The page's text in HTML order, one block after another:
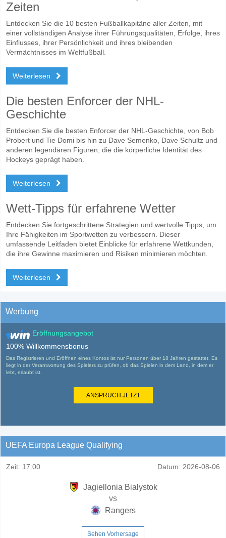
Zeiten
Entdecken Sie die 10 besten Fußballkapitäne aller Zeiten, mit
einer vollständigen Analyse ihrer Führungsqualitäten, Erfolge, ihres
Einflusses, ihrer Persönlichkeit und ihres bleibenden
Vermächtnisses im Weltfußball.
Weiterlesen
Die besten Enforcer der NHL-
Geschichte
Entdecken Sie die besten Enforcer der NHL-Geschichte, von Bob
Probert und Tie Domi bis hin zu Dave Semenko, Dave Schultz und
anderen legendären Figuren, die die körperliche Identität des
Hockeys geprägt haben.
Weiterlesen
Wett-Tipps für erfahrene Wetter
Entdecken Sie fortgeschrittene Strategien und wertvolle Tipps, um
Ihre Fähigkeiten im Sportwetten zu verbessern. Dieser
umfassende Leitfaden bietet Einblicke für erfahrene Wettkunden,
die ihre Gewinne maximieren und Risiken minimieren möchten.
Weiterlesen
Werbung
Eröffnungsangebot
100% Willkommensbonus
Das Registrieren und Eröffnen eines Kontos ist nur Personen über 18 Jahren gestattet. Es
liegt in der Verantwortung des Spielers zu prüfen, ob das Spielen in dem Land, in dem er
lebt, erlaubt ist.
ANSPRUCH JETZT
UEFA Europa League Qualifying
Zeit: 17:00 Datum: 2026-08-06
Jagiellonia Bialystok
vs
Rangers
Sehen Vorhersage